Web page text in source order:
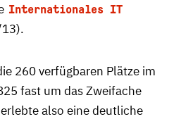
Internationales IT
260 verfügbaren Plätze im
fast um das Zweifache
also eine deutliche